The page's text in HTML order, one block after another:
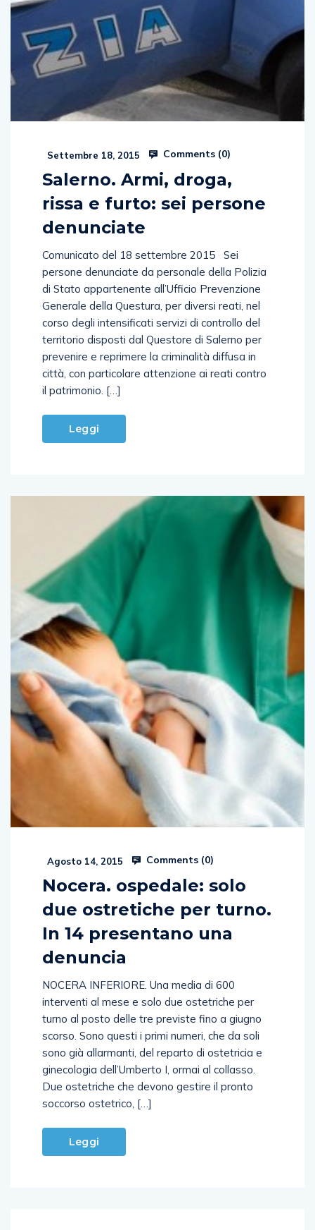
Settembre 18, 2015 Comments (0)
Salerno. Armi, droga,
rissa e furto: sei persone
denunciate
Comunicato del 18 settembre 2015 Sei
persone denunciate da personale della Polizia
di Stato appartenente all’Ufficio Prevenzione
Generale della Questura, per diversi reati, nel
corso degli intensificati servizi di controllo del
territorio disposti dal Questore di Salerno per
prevenire e reprimere la criminalità diffusa in
città, con particolare attenzione ai reati contro
il patrimonio. […]
Leggi
Agosto 14, 2015 Comments (0)
Nocera. ospedale: solo
due ostretiche per turno.
In 14 presentano una
denuncia
NOCERA INFERIORE. Una media di 600
interventi al mese e solo due ostetriche per
turno al posto delle tre previste fino a giugno
scorso. Sono questi i primi numeri, che da soli
sono già allarmanti, del reparto di ostetricia e
ginecologia dell’Umberto I, ormai al collasso.
Due ostetriche che devono gestire il pronto
soccorso ostetrico, […]
Leggi